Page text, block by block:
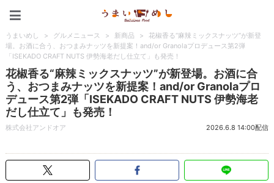
うまいめし > グルメニュース > 新商品 >
花椒香る“麻辣ミックスナッツ”が新登
場。お酒に合う、おつまみナッツを新提案！and/or Granolaプロデュース第2弾
「ISEKADO CRAFT NUTS 伊勢海老だし仕立て」も発売！
花椒香る“麻辣ミックスナッツ”が新登場。お酒に合
う、おつまみナッツを新提案！and/or Granolaプロ
デュース第2弾「ISEKADO CRAFT NUTS 伊勢海老
だし仕立て」も発売！
株式会社アンドオア 2026.6.8 14:00配信